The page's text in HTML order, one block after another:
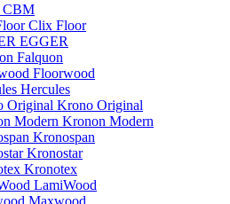
CBM
Clix Floor
EGGER
Falquon
Floorwood
Hercules
Krono Original
Kronon Modern
Kronospan
Kronostar
Kronotex
LamiWood
Maxwood